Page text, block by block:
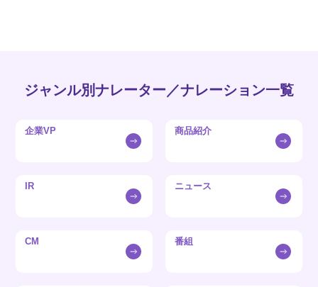
ジャンル別ナレーター／ナレーション一覧
企業VP 商品紹介
IR ニュース
CM 番組